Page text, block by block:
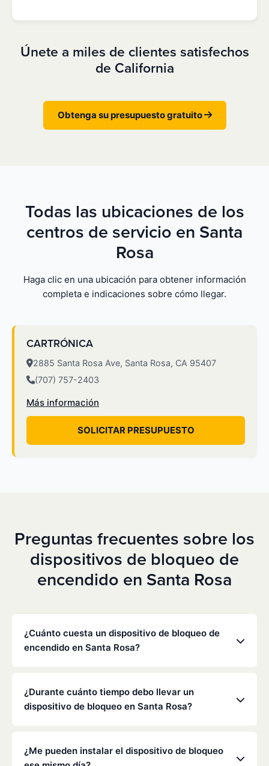
Únete a miles de clientes satisfechos
de California
Obtenga su presupuesto gratuito
Todas las ubicaciones de los
centros de servicio en Santa
Rosa
Haga clic en una ubicación para obtener información
completa e indicaciones sobre cómo llegar.
CARTRÓNICA
2885 Santa Rosa Ave, Santa Rosa, CA 95407
(707) 757-2403
Más información
SOLICITAR PRESUPUESTO
Preguntas frecuentes sobre los
dispositivos de bloqueo de
encendido en Santa Rosa
¿Cuánto cuesta un dispositivo de bloqueo de
encendido en Santa Rosa?
concreta, pero Low Cost Interlock ofrece tarifas
mensuales competitivas sin gastos ocultos. Ponte
de los clientes pagan entre 70 y 100 dólares al mes,
incluyendo la supervisión y la calibración.
¿Durante cuánto tiempo debo llevar un
dispositivo de bloqueo en Santa Rosa?
dispositivo de bloqueo la determinan el
Departamento de Vehículos Motorizados (DMV) de
¿Me pueden instalar el dispositivo de bloqueo